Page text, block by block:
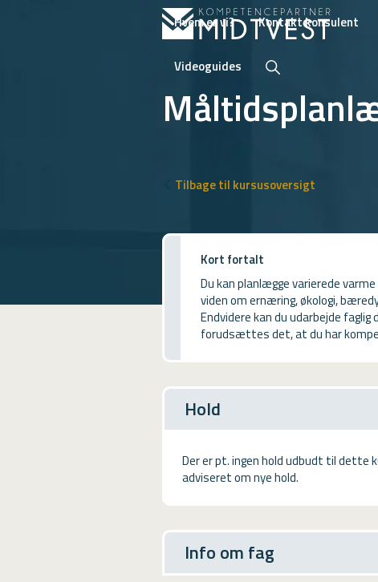
Hvem er vi? Kontakt konsulent
Videoguides
VUF
Tilbage til kursusoversigt
Kort fortalt
Du kan planlægge varierede
viden om ernæring, økologi,
Endvidere kan du udarbejde
forudsættes det, at du har
Hold
Der er pt. ingen hold udbudt til dette
adviseret om nye hold.
Info om fag